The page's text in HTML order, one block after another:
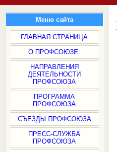
Меню сайта
ГЛАВНАЯ СТРАНИЦА
О ПРОФСОЮЗЕ:
НАПРАВЛЕНИЯ
ДЕЯТЕЛЬНОСТИ
ПРОФСОЮЗА
ПРОГРАММА
ПРОФСОЮЗА
СЪЕЗДЫ ПРОФСОЮЗА
ПРЕСС-СЛУЖБА
ПРОФСОЮЗА